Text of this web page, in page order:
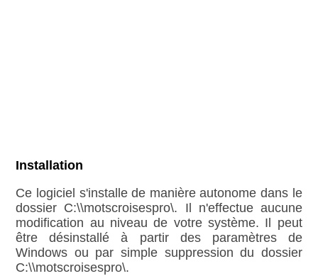
Installation
Ce logiciel s'installe de manière autonome dans le
dossier C:\\motscroisespro\. Il n'effectue aucune
modification au niveau de votre système. Il peut
être désinstallé à partir des paramètres de
Windows ou par simple suppression du dossier
C:\\motscroisespro\.